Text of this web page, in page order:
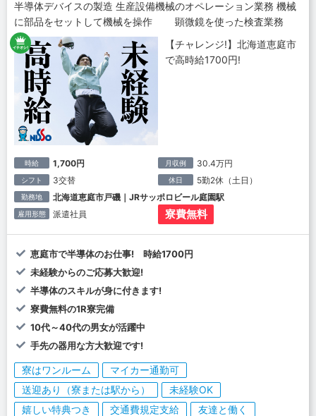
半導体デバイスの製造 生産設備機械のオペレーション業務 機械
に部品をセットして機械を操作 顕微鏡を使った検査業務
【チャレンジ!】北海道恵庭市
で高時給1700円!
時給 1,700円 月収例 30.4万円
シフト 3交替 休日 5勤2休（土日）
勤務地 北海道恵庭市戸磯｜JRサッポロビール庭園駅
雇用形態 派遣社員 寮費無料
恵庭市で半導体のお仕事! 時給1700円
未経験からのご応募大歓迎!
半導体のスキルが身に付きます!
寮費無料の1R寮完備
10代～40代の男女が活躍中
手先の器用な方大歓迎です!
寮はワンルーム
マイカー通勤可
送迎あり（寮または駅から）
未経験OK
嬉しい特典つき
交通費規定支給
友達と働く